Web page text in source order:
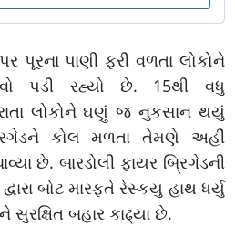
પૂરના પાણી ફરી વળતા લોકોને
પડી રહ્યો છે. 15થી વધુ
લોકોને ઘણું જ નુકસાન થયું
કોલ મળતા તેમણે અહીં
છે. બારડોલી ફાયર બ્રિગેડની
બોટ મારફતે રેસ્કયુ હાથ ધર્યુ
બહાર કાઢ્યા છે.